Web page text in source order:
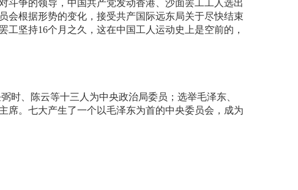
斗争的领导，中国共产党发动香港、沙面罢工工人选出
会根据形势的变化，接受共产国际远东局关于尽快结束
坚持16个月之久，这在中国工人运动史上是空前的，
、陈云等十三人为中央政治局委员；选举毛泽东、
席。七大产生了一个以毛泽东为首的中央委员会，成为